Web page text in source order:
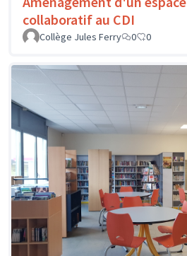
collaboratif au CDI
Collège Jules Ferry
0 0